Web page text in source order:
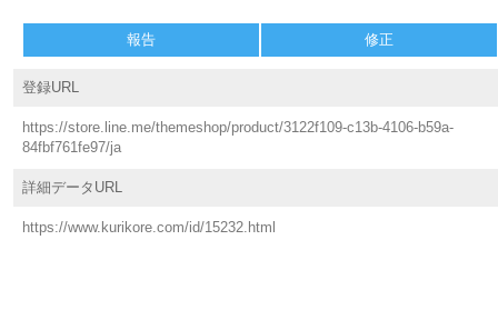
報告 修正
登録URL
https://store.line.me/themeshop/product/3122f109-c13b-4106-b59a-
84fbf761fe97/ja
詳細データURL
https://www.kurikore.com/id/15232.html